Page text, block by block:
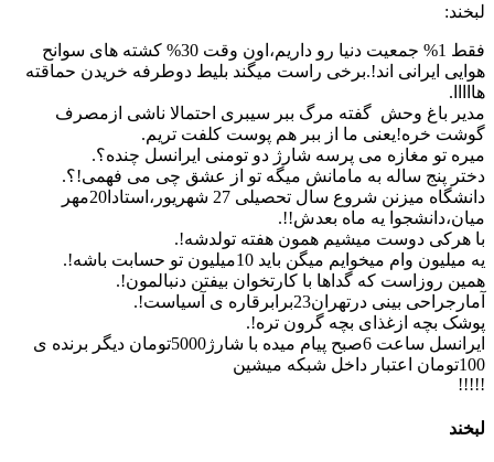
لبخند:
فقط 1% جمعیت دنیا رو داریم،اون وقت 30% کشته های سوانح
هوایی ایرانی اند!.برخی راست میگند بلیط دوطرفه خریدن حماقته
هااااا.
مدیر باغ وحش گفته مرگ ببر سیبری احتمالا ناشی ازمصرف
گوشت خره!یعنی ما از ببر هم پوست کلفت تریم.
میره تو مغازه می پرسه شارژ دو تومنی ایرانسل چنده؟.
دختر پنج ساله به مامانش میگه تو از عشق چی می فهمی!؟.
دانشگاه میزنن شروع سال تحصیلی 27 شهریور،استادا20مهر
میان،دانشجوا یه ماه بعدش!!.
با هرکی دوست میشیم همون هفته تولدشه!.
یه میلیون وام میخوایم میگن باید 10میلیون تو حسابت باشه!.
همین روزاست که گداها با کارتخوان بیفتن دنبالمون!.
آمارجراحی بینی درتهران23برابرقاره ی آسیاست!.
پوشک بچه ازغذای بچه گرون تره!.
ایرانسل ساعت 6صبح پیام میده با شارژ5000تومان دیگر برنده ی
100تومان اعتبار داخل شبکه میشین
!!!!!
لبخند